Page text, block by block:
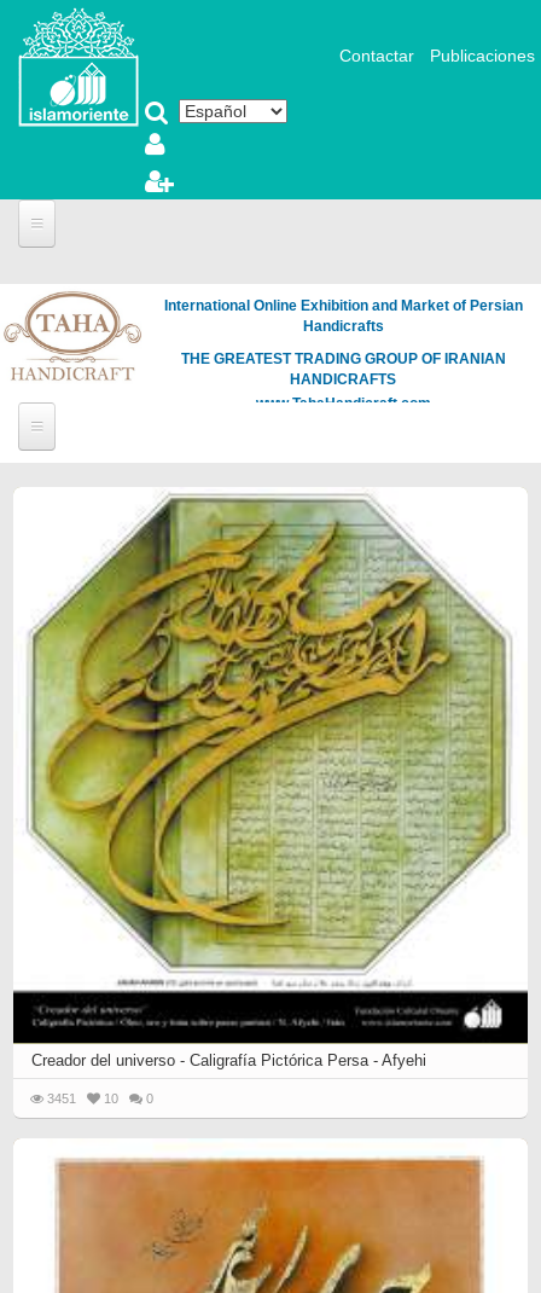
Pasar al contenido principal
Contactar Publicaciones
International Online Exhibition and Market of Persian
Handicrafts
THE GREATEST TRADING GROUP OF IRANIAN
HANDICRAFTS
www.TahaHandicraft.com
Creador del universo - Caligrafía Pictórica Persa - Afyehi
3451 10 0
Páginas